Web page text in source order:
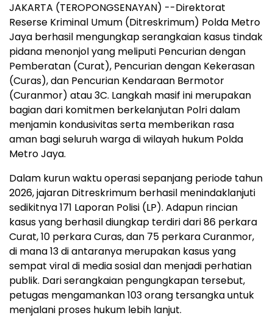
JAKARTA (TEROPONGSENAYAN) --Direktorat
Reserse Kriminal Umum (Ditreskrimum) Polda Metro
Jaya berhasil mengungkap serangkaian kasus tindak
pidana menonjol yang meliputi Pencurian dengan
Pemberatan (Curat), Pencurian dengan Kekerasan
(Curas), dan Pencurian Kendaraan Bermotor
(Curanmor) atau 3C. Langkah masif ini merupakan
bagian dari komitmen berkelanjutan Polri dalam
menjamin kondusivitas serta memberikan rasa
aman bagi seluruh warga di wilayah hukum Polda
Metro Jaya.
Dalam kurun waktu operasi sepanjang periode tahun
2026, jajaran Ditreskrimum berhasil menindaklanjuti
sedikitnya 171 Laporan Polisi (LP). Adapun rincian
kasus yang berhasil diungkap terdiri dari 86 perkara
Curat, 10 perkara Curas, dan 75 perkara Curanmor,
di mana 13 di antaranya merupakan kasus yang
sempat viral di media sosial dan menjadi perhatian
publik. Dari serangkaian pengungkapan tersebut,
petugas mengamankan 103 orang tersangka untuk
menjalani proses hukum lebih lanjut.